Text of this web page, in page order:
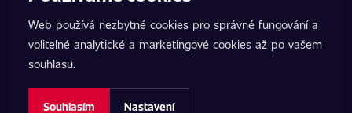
nezpůsobilosti vozidla k provozu na pozemních komunikacích.
Přesné informace poskytuje vždy konkrétní provozovatel
pobočky.
Nastavení cookies
Web používá nezbytné cookies pro správné fungování a
volitelné analytické a marketingové cookies až po vašem
souhlasu.
Souhlasím Nastavení